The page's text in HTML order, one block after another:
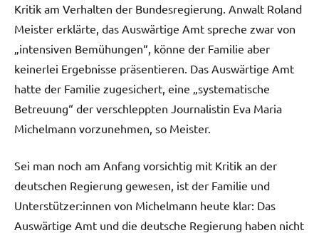
Kritik am Verhalten der Bundesregierung. Anwalt Roland
Meister erklärte, das Auswärtige Amt spreche zwar von
„intensiven Bemühungen“, könne der Familie aber
keinerlei Ergebnisse präsentieren. Das Auswärtige Amt
hatte der Familie zugesichert, eine „systematische
Betreuung“ der verschleppten Journalistin Eva Maria
Michelmann vorzunehmen, so Meister.
Sei man noch am Anfang vorsichtig mit Kritik an der
deutschen Regierung gewesen, ist der Familie und
Unterstützer:innen von Michelmann heute klar: Das
Auswärtige Amt und die deutsche Regierung haben nicht